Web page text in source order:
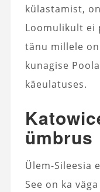
külastamist,
Loomulikult ei
tänu millele
kunagise
käeulatuses.
ümbrus
Ülem-Sileesia
See on ka